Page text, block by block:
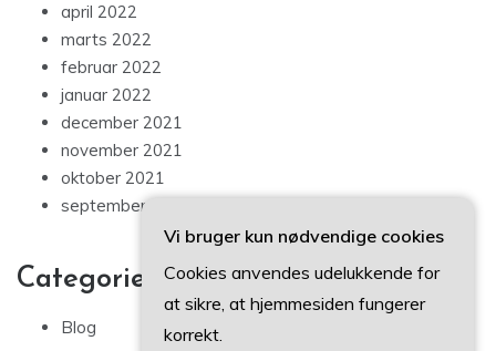
april 2022
marts 2022
februar 2022
januar 2022
december 2021
november 2021
oktober 2021
september 2021
Categories
Blog
Vi bruger kun nødvendige cookies
Cookies anvendes udelukkende for
at sikre, at hjemmesiden fungerer
korrekt.